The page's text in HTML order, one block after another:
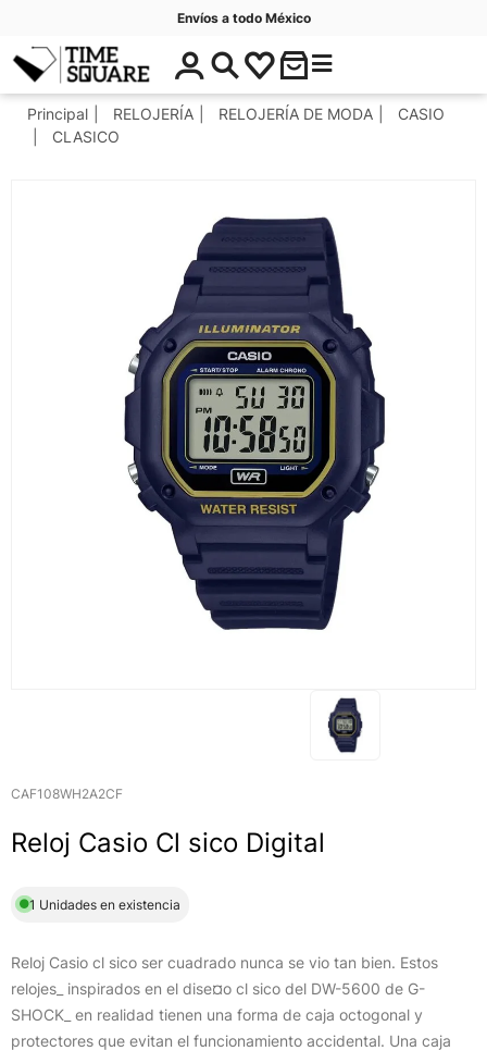
Envíos a todo México
Timesquare
$
0
.
C
t
í
Principal RELOJERÍA RELOJERÍA DE MODA
CASIO
CLASICO
CAF108WH2A2CF
Reloj Casio Cl sico Digital
1 Unidades en existencia
Reloj Casio cl sico ser cuadrado nunca se vio tan bien. Estos
relojes_ inspirados en el dise¤o cl sico del DW-5600 de G-
SHOCK_ en realidad tienen una forma de caja octogonal y
protectores que evitan el funcionamiento accidental. Una caja